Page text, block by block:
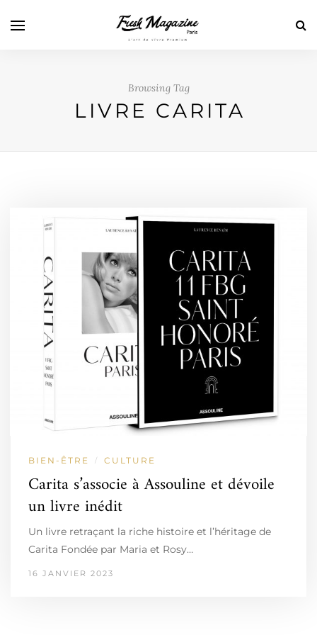
Browsing Tag
LIVRE CARITA
BIEN-ÊTRE / CULTURE
Carita s’associe à Assouline et dévoile
un livre inédit
Un livre retraçant la riche histoire et l’héritage de
Carita Fondée par Maria et Rosy…
16 JANVIER 2023